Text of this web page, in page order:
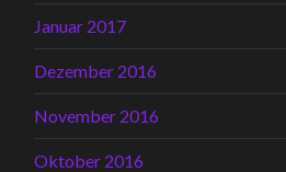
Januar 2017
Dezember 2016
November 2016
Oktober 2016